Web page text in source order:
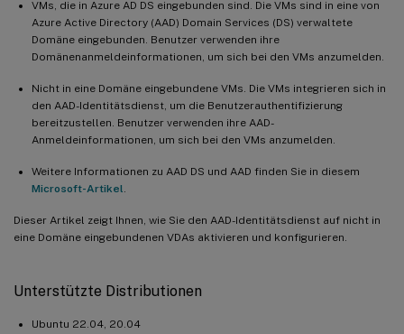
VMs, die in Azure AD DS eingebunden sind. Die VMs sind in eine von
Azure Active Directory (AAD) Domain Services (DS) verwaltete
Domäne eingebunden. Benutzer verwenden ihre
Domänenanmeldeinformationen, um sich bei den VMs anzumelden.
Nicht in eine Domäne eingebundene VMs. Die VMs integrieren sich in
den AAD-Identitätsdienst, um die Benutzerauthentifizierung
bereitzustellen. Benutzer verwenden ihre AAD-
Anmeldeinformationen, um sich bei den VMs anzumelden.
Weitere Informationen zu AAD DS und AAD finden Sie in diesem
Microsoft-Artikel
Dieser Artikel zeigt Ihnen, wie Sie den AAD-Identitätsdienst auf nicht in
eine Domäne eingebundenen VDAs aktivieren und konfigurieren.
Unterstützte Distributionen
Ubuntu 22.04, 20.04